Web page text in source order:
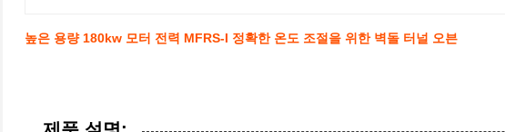
높은 용량 180kw 모터 전력 MFRS-I 정확한 온도 조절을 위한 벽돌 터널 오븐